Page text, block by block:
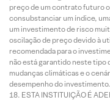
preço de um contrato futuro
consubstanciar um índice,
um investimento de risco
oscilação de preço devido à
recomendada para o
não está garantido neste tipo
mudanças climáticas e o
desempenho do investimento.
ESTA INSTITUIÇÃO É